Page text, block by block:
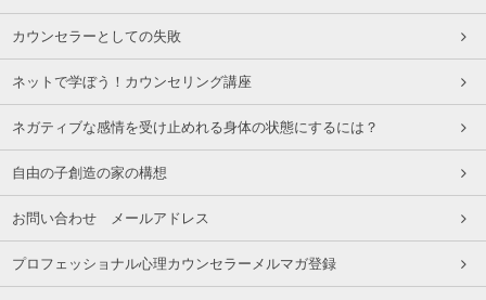
カウンセラーとしての失敗
ネットで学ぼう！カウンセリング講座
ネガティブな感情を受け止めれる身体の状態にするには？
自由の子創造の家の構想
お問い合わせ メールアドレス
プロフェッショナル心理カウンセラーメルマガ登録